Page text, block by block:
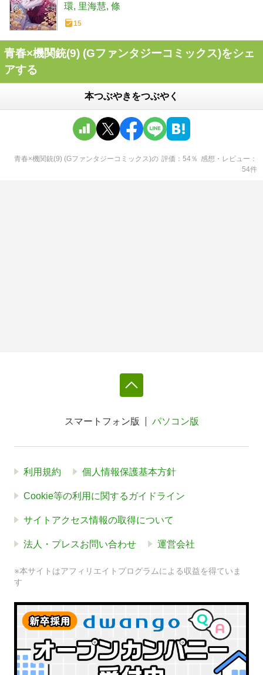
環 里海慧 條
15
青春×機関銃(9) (Gファンタジーコミックス)をシェ
アする
本つぶやきをつぶやく
青春×機関銃(9) (Gファンタジーコミックス)の 評価 54％ 感想・レビュー
54件
スマートフォン版 パソコン版
利用規約 個人情報保護基本方針
Cookie等の利用に関するガイドライン
サイトアクセス情報の取得について
法人・プレスお問い合わせ 運営会社
※本サイトはアフィリエイトプログラムによる収益を得ていま
す